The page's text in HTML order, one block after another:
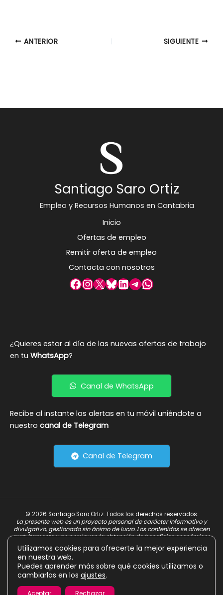
ANTERIOR SIGUIENTE
Santiago Saro Ortiz
Empleo y Recursos Humanos en Cantabria
Inicio
Ofertas de empleo
Remitir oferta de empleo
Contacta con nosotros
Facebook
Instagram
X Bluesky
LinkedIn
Telegram
WhatsApp
¿Quieres estar al día de las nuevas ofertas de trabajo
en tu WhatsApp?
Canal de WhatsApp
Recibe al instante las alertas en tu móvil uniéndote a
nuestro canal de Telegram
Canal de Telegram
© 2026 Santiago Saro Ortiz. Todos los derechos reservados.
La presente web es un proyecto personal de carácter informativo y
divulgativo, gestionado sin ánimo de lucro. Los contenidos se ofrecen
gratuitamente y no persiguen la obtención de beneficios económicos.
Política de Privacidad
Política de Cookies
Utilizamos cookies para ofrecerte la mejor experiencia
en nuestra web.
Puedes aprender más sobre qué cookies utilizamos o
cambiarlas en los ajustes.
Aceptar Rechazar